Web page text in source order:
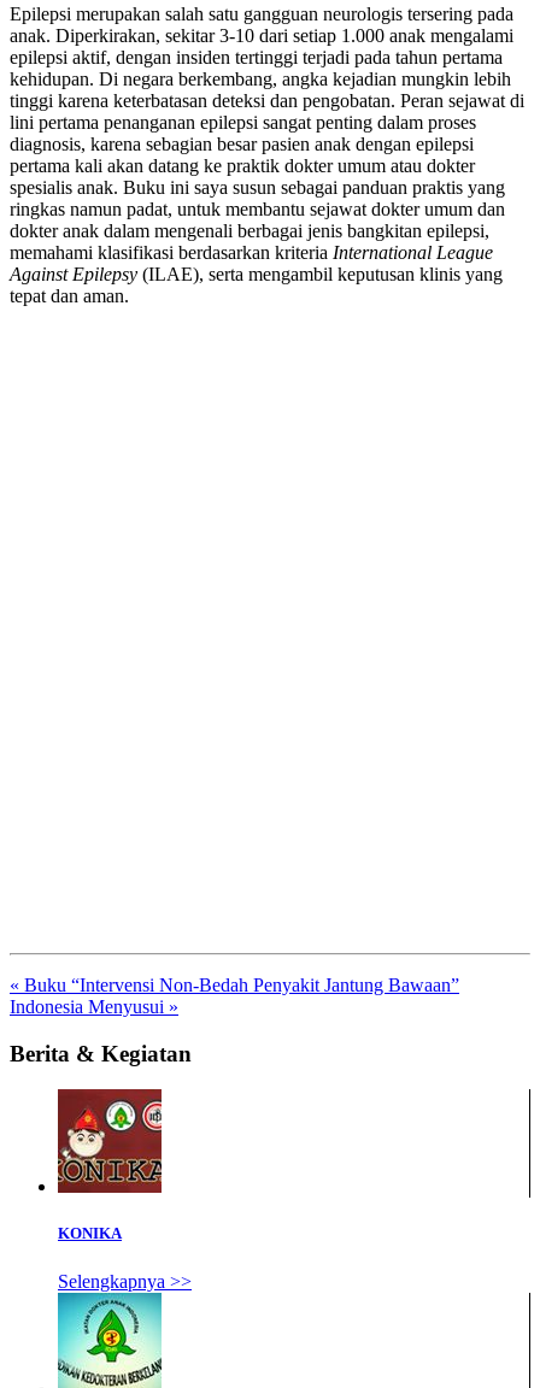
Epilepsi merupakan salah satu gangguan neurologis tersering pada
anak. Diperkirakan, sekitar 3-10 dari setiap 1.000 anak mengalami
epilepsi aktif, dengan insiden tertinggi terjadi pada tahun pertama
kehidupan. Di negara berkembang, angka kejadian mungkin lebih
tinggi karena keterbatasan deteksi dan pengobatan. Peran sejawat di
lini pertama penanganan epilepsi sangat penting dalam proses
diagnosis, karena sebagian besar pasien anak dengan epilepsi
pertama kali akan datang ke praktik dokter umum atau dokter
spesialis anak. Buku ini saya susun sebagai panduan praktis yang
ringkas namun padat, untuk membantu sejawat dokter umum dan
dokter anak dalam mengenali berbagai jenis bangkitan epilepsi,
memahami klasifikasi berdasarkan kriteria International League
Against Epilepsy (ILAE), serta mengambil keputusan klinis yang
tepat dan aman.
« Buku “Intervensi Non-Bedah Penyakit Jantung Bawaan”
Indonesia Menyusui »
Berita & Kegiatan
KONIKA
Selengkapnya >>